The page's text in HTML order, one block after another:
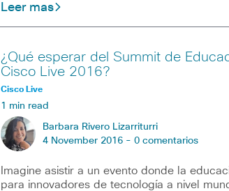
Leer mas
¿Qué esperar del Summit de
Cisco Live 2016?
Cisco Live
1 min read
Barbara Rivero Lizarriturri
4 November 2016 - 0 comentarios
Imagine asistir a un evento donde la
para innovadores de tecnología a nivel